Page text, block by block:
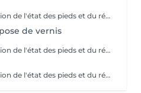
Le temps peut varier en fonction de l'état des pieds et du résultat souhaité
de vernis
Le temps peut varier en fonction de l'état des pieds et du résultat souhaité
Le temps peut varier en fonction de l'état des pieds et du résultat souhaité